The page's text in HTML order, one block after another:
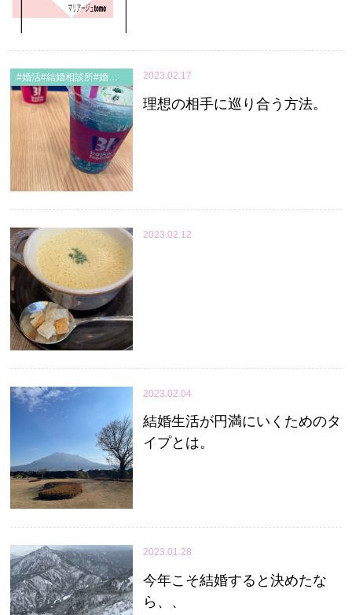
2023.02.17
#婚活#結婚相談所#婚活30代#婚活40代#婚活50代#婚活南大阪#婚活堺市#婚活和泉市#婚活疲れ#婚活男子と繋がりたい#婚活女子と繋がりたい#婚活中
理想の相手に巡り合う方法。
2023.02.12
2023.02.04
結婚生活が円満にいくためのタ
イプとは。
2023.01.28
今年こそ結婚すると決めたな
ら、、